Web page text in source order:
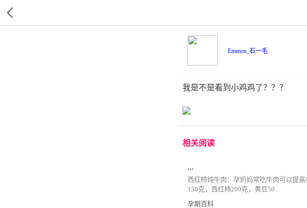
Emmon_石一毛
我是不是看到小鸡鸡了？？？
相关阅读
...
西红柿炖牛肉：孕妈妈常吃牛肉可以提
150克，西红柿200克，黄豆50...
孕期百科